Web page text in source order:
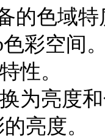
的色域特
空间。
性。
亮度和
亮度。